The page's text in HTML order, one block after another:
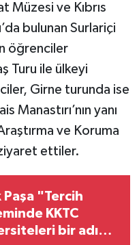
Müzesi ve Kıbrıs
bulunan Surlariçi
öğrenciler
Turu ile ülkeyi
Girne turunda ise
Manastırı’nın yanı
ve Koruma
ziyaret ettiler.
Paşa "Tercih
KKTC
bir adım